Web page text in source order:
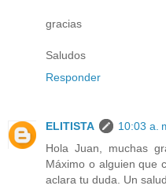
gracias
Saludos
Responder
ELITISTA
10:03 a.
Hola Juan, muchas
Máximo o alguien que
aclara tu duda. Un